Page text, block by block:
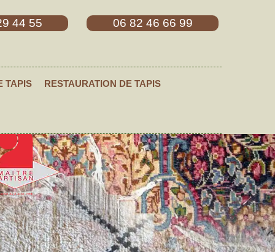
44 55 06 82 46 66 99
TAPIS RESTAURATION DE TAPIS